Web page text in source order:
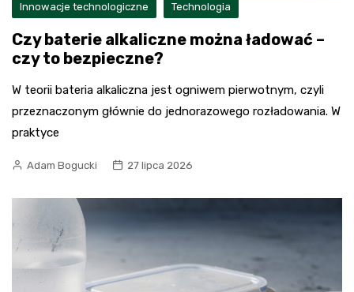
Innowacje technologiczne Technologia
Czy baterie alkaliczne można ładować –
czy to bezpieczne?
W teorii bateria alkaliczna jest ogniwem pierwotnym, czyli
przeznaczonym głównie do jednorazowego rozładowania. W
praktyce
Adam Bogucki 27 lipca 2026